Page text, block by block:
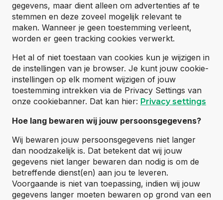
gegevens, maar dient alleen om advertenties af te
stemmen en deze zoveel mogelijk relevant te
maken. Wanneer je geen toestemming verleent,
worden er geen tracking cookies verwerkt.
Het al of niet toestaan van cookies kun je wijzigen in
de instellingen van je browser. Je kunt jouw cookie-
instellingen op elk moment wijzigen of jouw
toestemming intrekken via de Privacy Settings van
onze cookiebanner. Dat kan hier: Privacy settings
Hoe lang bewaren wij jouw persoonsgegevens?
Wij bewaren jouw persoonsgegevens niet langer
dan noodzakelijk is. Dat betekent dat wij jouw
gegevens niet langer bewaren dan nodig is om de
betreffende dienst(en) aan jou te leveren.
Voorgaande is niet van toepassing, indien wij jouw
gegevens langer moeten bewaren op grond van een